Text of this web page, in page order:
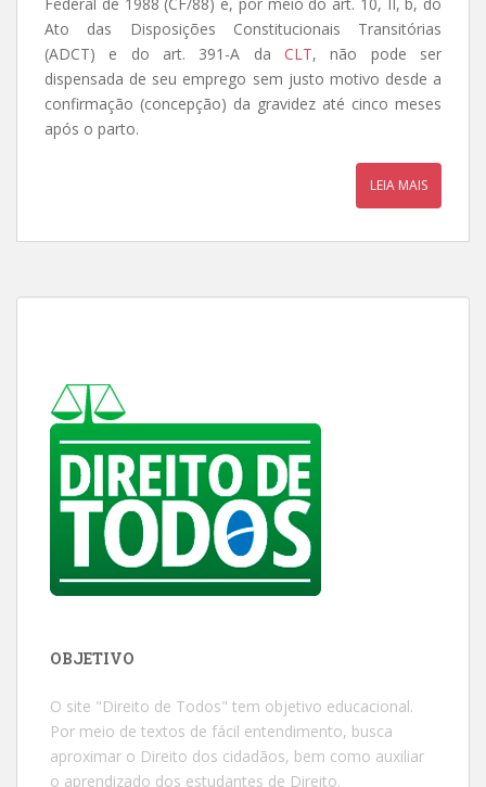
Ato das Disposições Constitucionais Transitórias
(ADCT) e do art. 391-A da CLT, não pode ser
dispensada de seu emprego sem justo motivo desde a
confirmação (concepção) da gravidez até cinco meses
após o parto.
LEIA MAIS
OBJETIVO
O site "Direito de Todos" tem objetivo educacional.
Por meio de textos de fácil entendimento, busca
aproximar o Direito dos cidadãos, bem como auxiliar
o aprendizado dos estudantes de Direito.